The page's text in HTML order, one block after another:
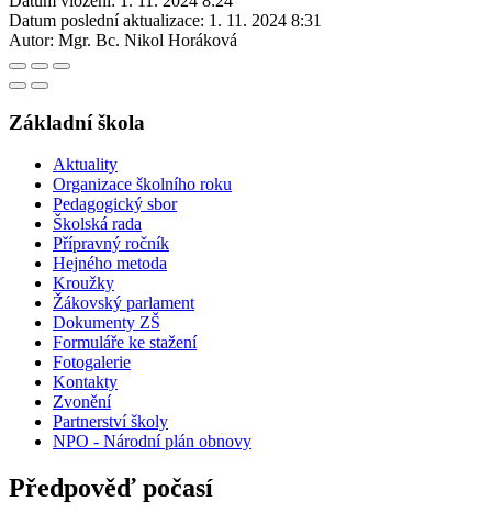
Datum poslední aktualizace: 1. 11. 2024 8:31
Autor: Mgr. Bc. Nikol Horáková
Základní škola
Aktuality
Organizace školního roku
Pedagogický sbor
Školská rada
Přípravný ročník
Hejného metoda
Kroužky
Žákovský parlament
Dokumenty ZŠ
Formuláře ke stažení
Fotogalerie
Kontakty
Zvonění
Partnerství školy
NPO - Národní plán obnovy
Předpověď počasí